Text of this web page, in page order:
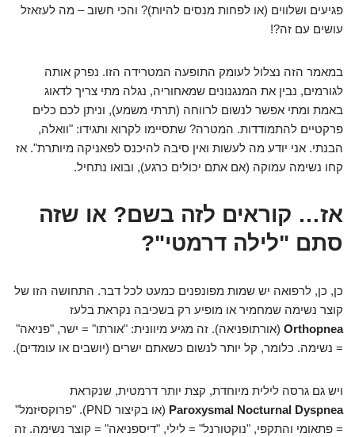
פגיעים ושלווים (או לפחות מנסים להיות)? והכי חשוב – מה לעזאזל
עושים עם זה?!
במאמר הזה נצלול לעומק התופעה המטרידה הזו. נפרק אותה
לגורמים, נבין את המנגנונים שמאחוריה, נגלה מתי צריך לדאוג
באמת ומתי אפשר לנשום לרווחה (תרתי משמע), וניתן לכם כלים
פרקטיים להתמודדות. המטרה? שתסיימו לקרוא ותגידו: "וואלה,
הבנתי. אני יודע מה לעשות ואין סיבה להיכנס לפאניקה מיותרת". אז
קחו נשימה עמוקה (אם אתם יכולים כרגע), ובואו נתחיל.
אז… קוראים לזה בשם? או שזה
סתם "לילה דרמטי"?
כן, כן, לרפואה יש שמות מפונפנים כמעט לכל דבר. התחושה הזו של
קוצר נשימה שמחמיר או מופיע רק בשכיבה נקראת בלעז
Orthopnea (אורתופניאה). זה מגיע מיוונית: "אורתו" = ישר, "פניאה"
= נשימה. כלומר, קל יותר לנשום כשאתם ישרים (יושבים או עומדים).
ויש גם גרסה לילית מיוחדת, קצת יותר דרמטית, שנקראת
Paroxysmal Nocturnal Dyspnea
(או בקיצור PND). "פרוקסיזמל"
= פתאומי והתקפי, "נוקטורנל" = לילי, "דיספניאה" = קוצר נשימה. זה